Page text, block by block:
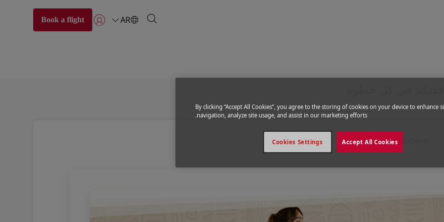
AR تسجيل الدخول | انضم)
Book a flight
في كل خطوة
Mysterious Client
By clicking “Accept All Cookies”, you agree to the storing of cookies on your device to enhance
navigation, analyze site usage, and assist in our marketing efforts.
Accept All Cookies
Cookies Settings